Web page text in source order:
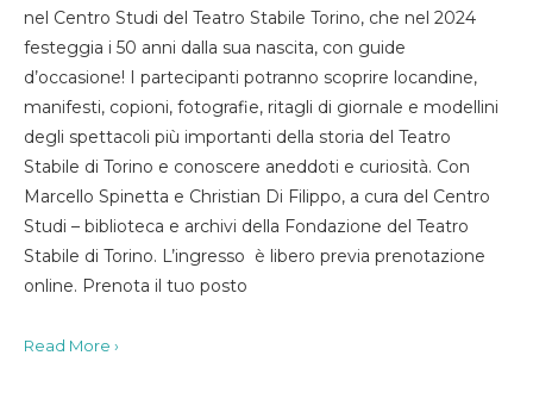
nel Centro Studi del Teatro Stabile Torino, che nel 2024
festeggia i 50 anni dalla sua nascita, con guide
d’occasione! I partecipanti potranno scoprire locandine,
manifesti, copioni, fotografie, ritagli di giornale e modellini
degli spettacoli più importanti della storia del Teatro
Stabile di Torino e conoscere aneddoti e curiosità. Con
Marcello Spinetta e Christian Di Filippo, a cura del Centro
Studi – biblioteca e archivi della Fondazione del Teatro
Stabile di Torino. L’ingresso è libero previa prenotazione
online. Prenota il tuo posto
Read More ›